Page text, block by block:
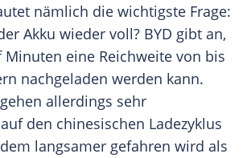
nämlich die wichtigste Frage:
Akku wieder voll? BYD gibt an,
Minuten eine Reichweite von bis
nachgeladen werden kann.
allerdings sehr
den chinesischen Ladezyklus
dem langsamer gefahren wird als